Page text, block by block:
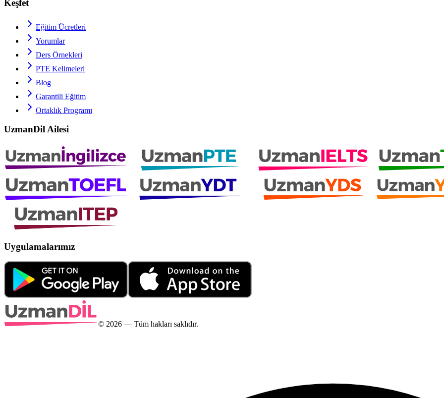
Keşfet
Eğitim Ücretleri
Yorumlar
Ders Örnekleri
PTE Kelimeleri
Blog
Garantili Eğitim
Ortaklık Programı
UzmanDil Ailesi
Uygulamalarımız
© 2026 — Tüm hakları saklıdır.